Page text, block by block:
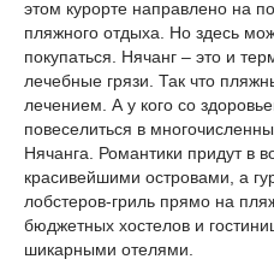
этом курорте направлено на
пляжного отдыха. Но здесь
покупаться. Нячанг – это и
лечебные грязи. Так что
лечением. А у кого со
повеселиться в
Нячанга. Романтики придут в
красивейшими островами, а
лобстеров-гриль прямо на
бюджетных хостелов и
шикарными отелями.